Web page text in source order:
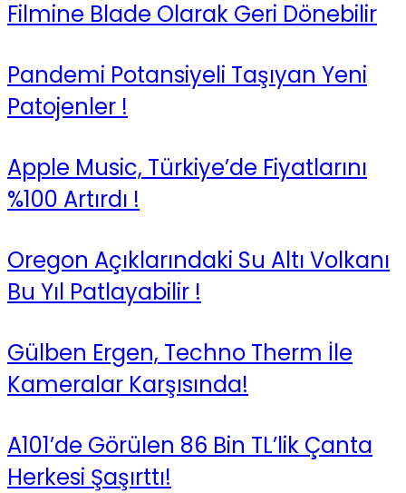
Filmine Blade Olarak Geri Dönebilir
Pandemi Potansiyeli Taşıyan Yeni
Patojenler !
Apple Music, Türkiye’de Fiyatlarını
%100 Artırdı !
Oregon Açıklarındaki Su Altı Volkanı
Bu Yıl Patlayabilir !
Gülben Ergen, Techno Therm İle
Kameralar Karşısında!
A101’de Görülen 86 Bin TL’lik Çanta
Herkesi Şaşırttı!